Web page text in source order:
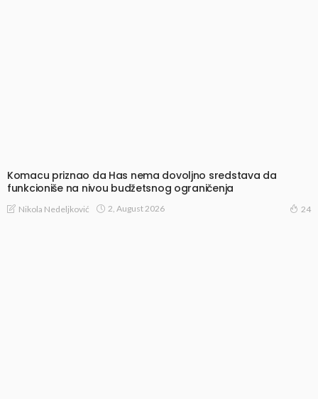
Komacu priznao da Has nema dovoljno sredstava da
funkcioniše na nivou budžetsnog ograničenja
Nikola Nedeljković 2, August 2026 24